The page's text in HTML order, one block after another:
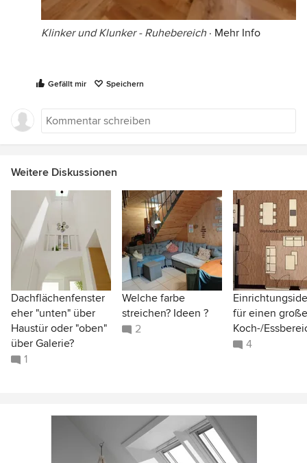
Klinker und Klunker - Ruhebereich · Mehr Info
Gefällt mir Speichern
Weitere Diskussionen
Dachflächenfenster
eher "unten" über
Haustür oder "oben"
über Galerie?
1
Welche farbe
streichen? Ideen ?
2
für einen
Koch-/
4